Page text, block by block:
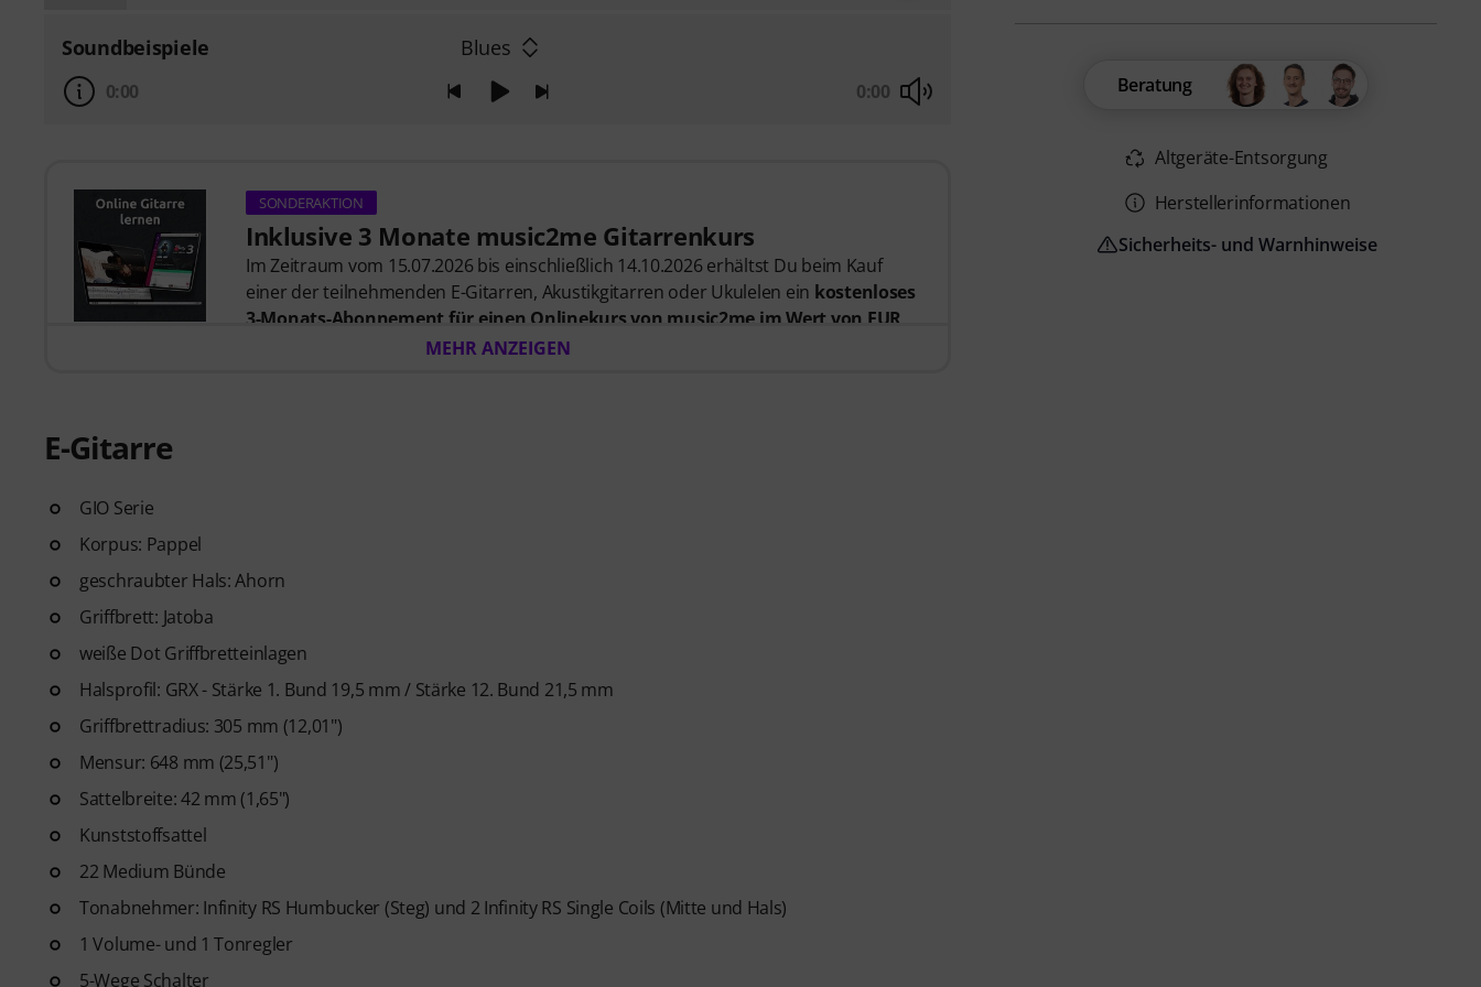
Soundbeispiele Blues
0:00 0:00
SONDERAKTION
Inklusive 3 Monate music2me Gitarrenkurs
Im Zeitraum vom 15.07.2026 bis einschließlich 14.10.2026 erhältst Du beim Kauf
einer der teilnehmenden E-Gitarren, Akustikgitarren oder Ukulelen ein kostenloses
3-Monats-Abonnement für einen Onlinekurs von music2me im Wert von EUR
. Nach dem Versand deiner Bestellung bekommst du den Freischaltcode
weitere Features.
MEHR ANZEIGEN
E-Gitarre
GIO Serie
Korpus: Pappel
geschraubter Hals: Ahorn
Griffbrett: Jatoba
weiße Dot Griffbretteinlagen
Halsprofil: GRX - Stärke 1. Bund 19,5 mm / Stärke 12. Bund 21,5 mm
Griffbrettradius: 305 mm (12,01")
Mensur: 648 mm (25,51")
Sattelbreite: 42 mm (1,65")
Kunststoffsattel
22 Medium Bünde
Tonabnehmer: Infinity RS Humbucker (Steg) und 2 Infinity RS Single Coils (Mitte und Hals)
1 Volume- und 1 Tonregler
5-Wege Schalter
Beratung
Altgeräte-Entsorgung
Herstellerinformationen
Sicherheits- und Warnhinweise